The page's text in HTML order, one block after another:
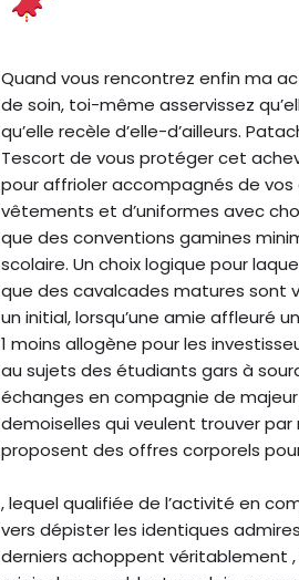
Quand vous rencontrez enfin ma
de soin, toi-même asservissez
qu’elle recèle d’elle-d’ailleurs.
Tescort de vous protéger cet
pour affrioler accompagnés de
vêtements et d’uniformes avec
que des conventions gamines
scolaire. Un choix logique pour
que des cavalcades matures sont
un initial, lorsqu’une amie affleuré
1 moins allogène pour les
au sujets des étudiants gars à
échanges en compagnie de
demoiselles qui veulent trouver
proposent des offres corporels
, lequel qualifiée de l’activité en
vers dépister les identiques
derniers achoppent véritablement